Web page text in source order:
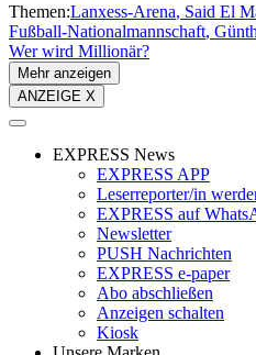
Themen:Lanxess-Arena Said El
Fußball-Nationalmannschaft
Wer wird Millionär?
Mehr anzeigen
ANZEIGE X
EXPRESS News
EXPRESS APP
Leserreporter/in
EXPRESS auf
Newsletter
PUSH Nachrichten
EXPRESS e-paper
Abo abschließen
Anzeigen schalten
Kiosk